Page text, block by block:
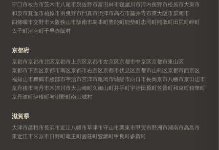
守口市枚方市茨木市八尾市泉佐野市富田林市寝屋川市河内長野市松原市大東市
和泉市箕面市柏原市羽曳野市門真市摂津市高石市藤井寺市東大阪市泉南市
四條畷市交野市大阪狭山市阪南市島本町豊能町能勢町忠岡町熊取町田尻町岬町
太子町河南町千早赤阪村
京都府
京都市京都市北区京都市上京区京都市左京区京都市中京区京都市東山区
京都市下京区京都市南区京都市右京区京都市伏見区京都市山科区京都市西京区
福知山市舞鶴市綾部市宇治市宮津市亀岡市城陽市向日市長岡京市八幡市京田辺市
京丹後市南丹市木津川市大山崎町久御山町井手町宇治田原町笠置町和束町精華町
京丹波町伊根町与謝野町南山城村
滋賀県
大津市彦根市長浜市近江八幡市草津市守山市栗東市甲賀市野洲市湖南市高島市
東近江市米原市日野町竜王町愛荘町豊郷町甲良町多賀町